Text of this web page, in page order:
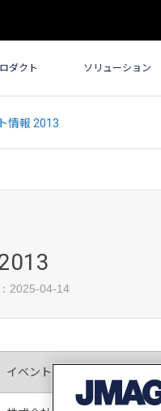
ダクト ソリューション
情報 2013
2025-04-14
イベント名称